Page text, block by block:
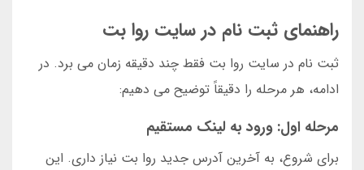
راهنمای ثبت نام در سایت روا بت
ثبت نام در سایت روا بت فقط چند دقیقه زمان می برد. در
ادامه، هر مرحله را دقیقاً توضیح می دهیم:
مرحله اول: ورود به لینک مستقیم
برای شروع، به آخرین آدرس جدید روا بت نیاز داری. این